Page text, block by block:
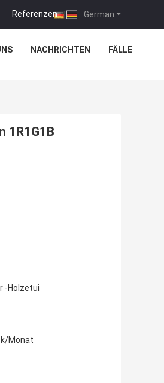
German
Referenzen |
NACHRICHTEN FÄLLE
1R1G1B
-Holzetui
Monat